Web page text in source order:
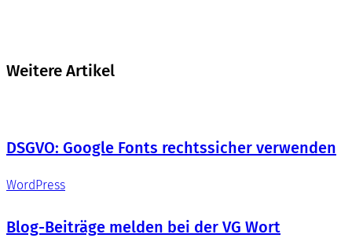
Weitere Artikel
DSGVO: Google Fonts rechtssicher verwenden
WordPress
Blog-Beiträge melden bei der VG Wort